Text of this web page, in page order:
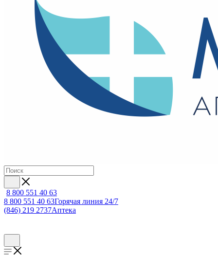
8 800 551 40 63
8 800 551 40 63Горячая линия 24/7
(846) 219 2737Аптека